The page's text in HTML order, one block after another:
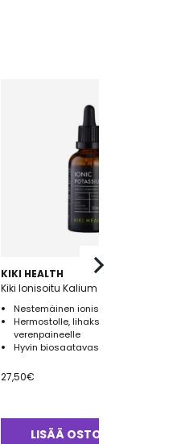
KIKI HEALTH
Kiki Ionisoitu Kalium 50ml
Nestemäinen ionisoitu kalium
Hermostolle, lihaksille ja
verenpaineelle
Hyvin biosaatavassa muodossa
27,50€
LISÄÄ OSTOSKORIIN